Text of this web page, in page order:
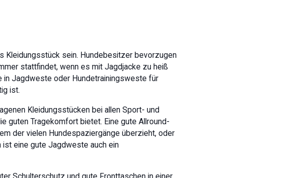
Kleidungsstück sein. Hundebesitzer bevorzugen
stattfindet, wenn es mit Jagdjacke zu heiß
in Jagdweste oder Hundetrainingsweste für
ist.
Kleidungsstücken bei allen Sport- und
guten Tragekomfort bietet. Eine gute Allround-
der vielen Hundespaziergänge überzieht, oder
ist eine gute Jagdweste auch ein